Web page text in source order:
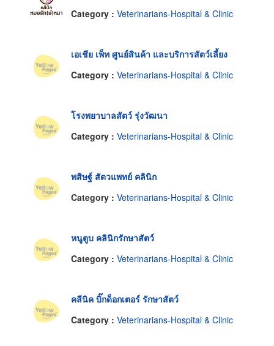
Category : Veterinarians-Hospital & Clinic
เอเชีย เพ็ท ศูนย์สินค้า และบริการสัตว์เลี้ยง
Category : Veterinarians-Hospital & Clinic
โรงพยาบาลสัตว์ รุ่งวัฒนา
Category : Veterinarians-Hospital & Clinic
พสิษฐ์ สัตวแพทย์ คลินิก
Category : Veterinarians-Hospital & Clinic
หนูตูบ คลินิกรักษาสัตว์
Category : Veterinarians-Hospital & Clinic
คลีนิค บิ๊กด็อกเตอร์ รักษาสัตว์
Category : Veterinarians-Hospital & Clinic